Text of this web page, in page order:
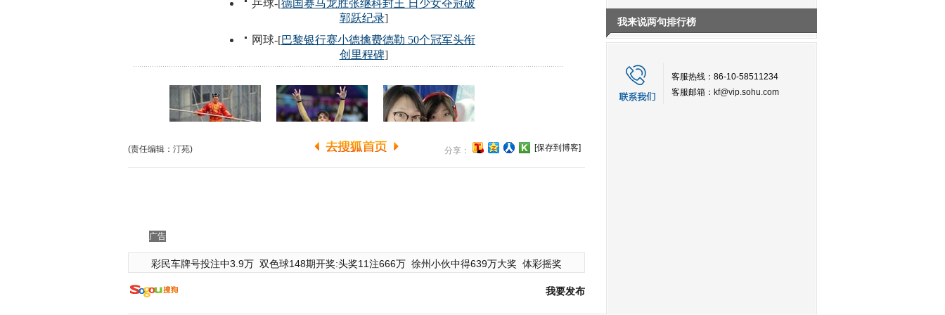
(责任编辑：汀苑) 分享： [保存到博客]
广告
彩民车牌号投注中3.9万 双色球148期开奖:头奖11注666万 徐州小伙中得639万大奖 体彩摇奖
我要发布
我来说两句排行榜
客服热线：86-10-58511234
客服邮箱： kf@vip.sohu.com